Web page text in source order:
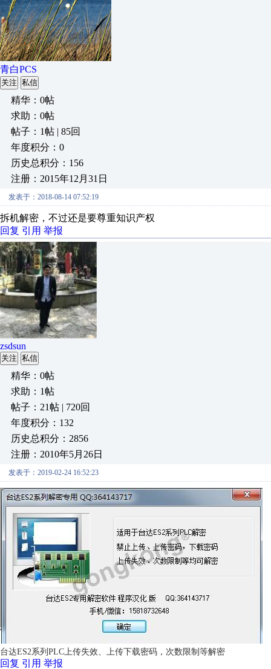
青白PCS
关注 私信
精华：0帖
求助：0帖
帖子：1帖 | 85回
年度积分：0
历史总积分：156
注册：2015年12月31日
发表于：2018-08-14 07:52:19
拆机解密，不过还是要尊重知识产权
回复 引用 举报
zsdsun
关注 私信
精华：0帖
求助：1帖
帖子：21帖 | 720回
年度积分：132
历史总积分：2856
注册：2010年5月26日
发表于：2019-02-24 16:52:23
台达ES2系列PLC上传失效、上传下载密码，次数限制等解密
回复 引用 举报